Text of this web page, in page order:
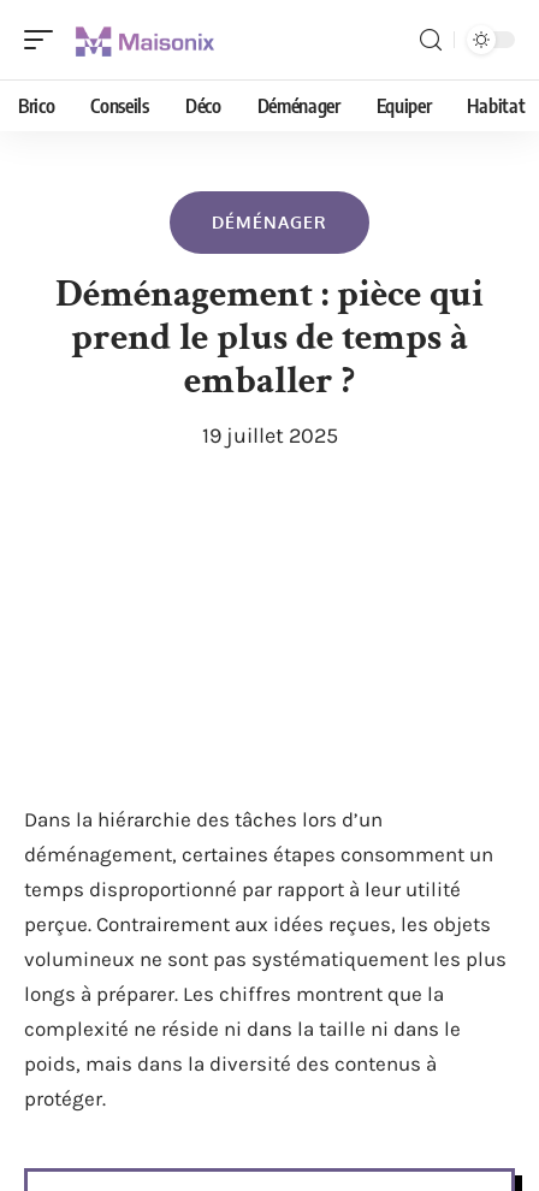
Brico Conseils Déco Déménager Equiper Habitat
DÉMÉNAGER
Déménagement : pièce qui
prend le plus de temps à
emballer ?
19 juillet 2025
Dans la hiérarchie des tâches lors d’un
déménagement, certaines étapes consomment un
temps disproportionné par rapport à leur utilité
perçue. Contrairement aux idées reçues, les objets
volumineux ne sont pas systématiquement les plus
longs à préparer. Les chiffres montrent que la
complexité ne réside ni dans la taille ni dans le
poids, mais dans la diversité des contenus à
protéger.